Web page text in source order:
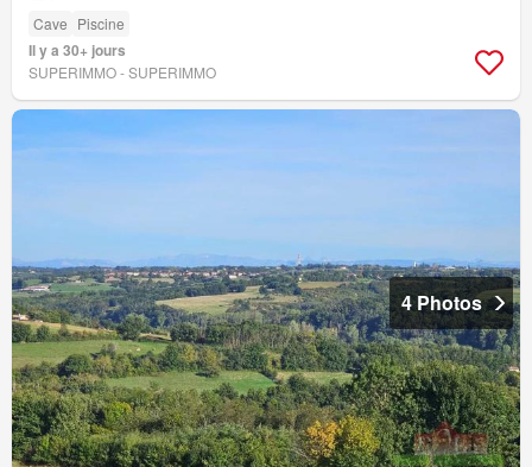
Cave Piscine
Il y a 30+ jours
SUPERIMMO - SUPERIMMO
4 Photos